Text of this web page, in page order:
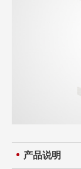
产品说明